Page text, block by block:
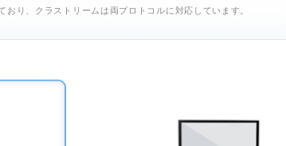
り、クラストリームは両プロトコルに対応しています。